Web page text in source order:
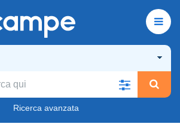
Ricerca avanzata